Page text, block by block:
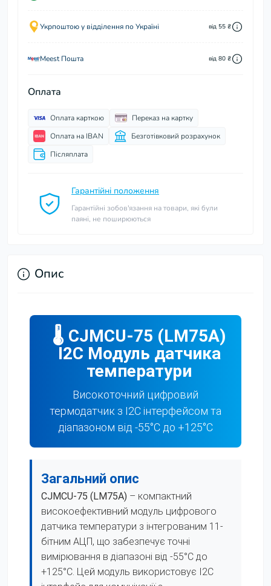
Укрпоштою у відділення по Україні від 55 ₴
Meest Пошта від 80 ₴
Оплата
Оплата карткою
Переказ на картку
Оплата на IBAN
Безготівковий розрахунок
Післяплата
Гарантійні положення
Гарантійні зобов'язання на товари, які були
паяні, не поширюються
Опис
🌡️ CJMCU-75 (LM75A)
I2C Модуль датчика
температури
Високоточний цифровий
термодатчик з I2C інтерфейсом та
діапазоном від -55°C до +125°C
Загальний опис
CJMCU-75 (LM75A) – компактний
високоефективний модуль цифрового
датчика температури з інтегрованим 11-
бітним АЦП, що забезпечує точні
вимірювання в діапазоні від -55°C до
+125°C. Цей модуль використовує I2C